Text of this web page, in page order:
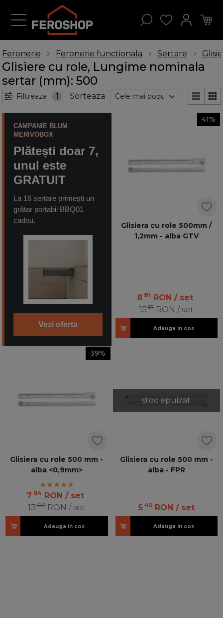
Feronerie Feronerie functionala Sertare
Glisiere cu role, Lungime nominala
sertar (mm): 500
Filtreaza 1 Sorteaza
CAMPANIE BLUM
MERIVOBOX
Plătești doar 7,
unul este
GRATUIT
La 16 sertare primești un
grătar portabil BBQ01
cadou.
Vezi oferta
41%
Glisiera cu role 500mm /
1,2mm - alba GTV
8 81 RON / set
1513 RON / set
Adauga in cos
39%
Glisiera cu role 500 mm -
alba <0,9mm>
7 94 RON / set
1306 RON / set
Adauga in cos
stoc epuizat
Glisiera cu role 500 mm -
alba - FPR
5 45 RON / set
Adauga in cos